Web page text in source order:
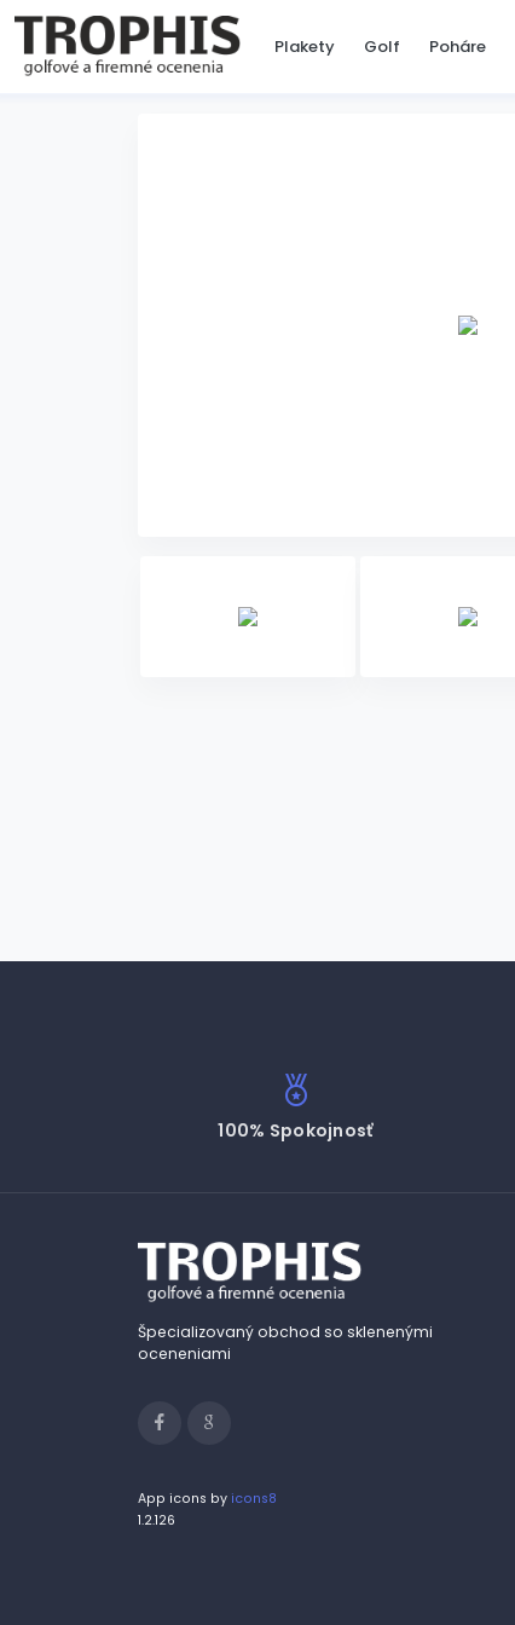
Plakety Golf Poháre
100% Spokojnosť
Špecializovaný obchod so sklenenými
oceneniami
App icons by icons8
1.2.126